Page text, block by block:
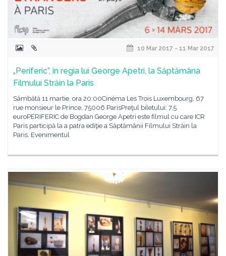
10 Mar 2017 - 11 Mar 2017
„Periferic”, în regia lui George Apetri, la Săptămâna
Filmului Străin la Paris
Sâmbătă 11 martie, ora 20:00Cinéma Les Trois Luxembourg, 67
rue monsieur le Prince, 75006 ParisPreţul biletului: 7,5
euroPERIFERIC de Bogdan George Apetri este filmul cu care ICR
Paris participă la a patra ediţie a Săptămânii Filmului Străin la
Paris. Evenimentul